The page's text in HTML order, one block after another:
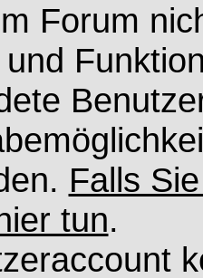
Forum
Falls
tun.